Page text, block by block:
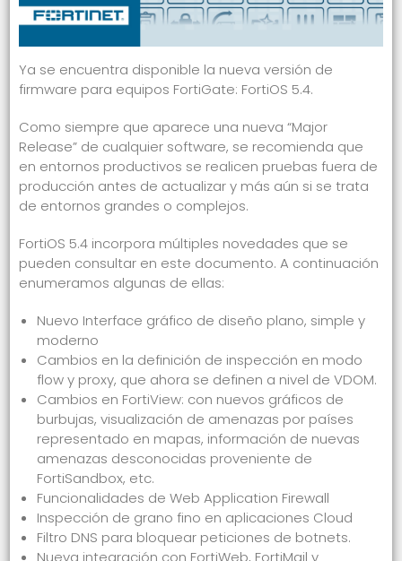
Ya se encuentra disponible la nueva versión de
firmware para equipos FortiGate: FortiOS 5.4.
Como siempre que aparece una nueva “Major
Release” de cualquier software, se recomienda que
en entornos productivos se realicen pruebas fuera de
producción antes de actualizar y más aún si se trata
de entornos grandes o complejos.
FortiOS 5.4 incorpora múltiples novedades que se
pueden consultar en este documento. A continuación
enumeramos algunas de ellas:
Nuevo Interface gráfico de diseño plano, simple y
moderno
Cambios en la definición de inspección en modo
flow y proxy, que ahora se definen a nivel de VDOM.
Cambios en FortiView: con nuevos gráficos de
burbujas, visualización de amenazas por países
representado en mapas, información de nuevas
amenazas desconocidas proveniente de
FortiSandbox, etc.
Funcionalidades de Web Application Firewall
Inspección de grano fino en aplicaciones Cloud
Filtro DNS para bloquear peticiones de botnets.
Nueva integración con FortiWeb, FortiMail y